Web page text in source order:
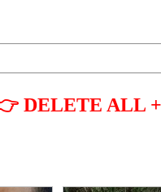
DELETE ALL